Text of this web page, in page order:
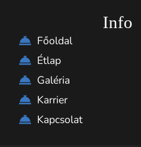
Info
Főoldal
Étlap
Galéria
Karrier
Kapcsolat